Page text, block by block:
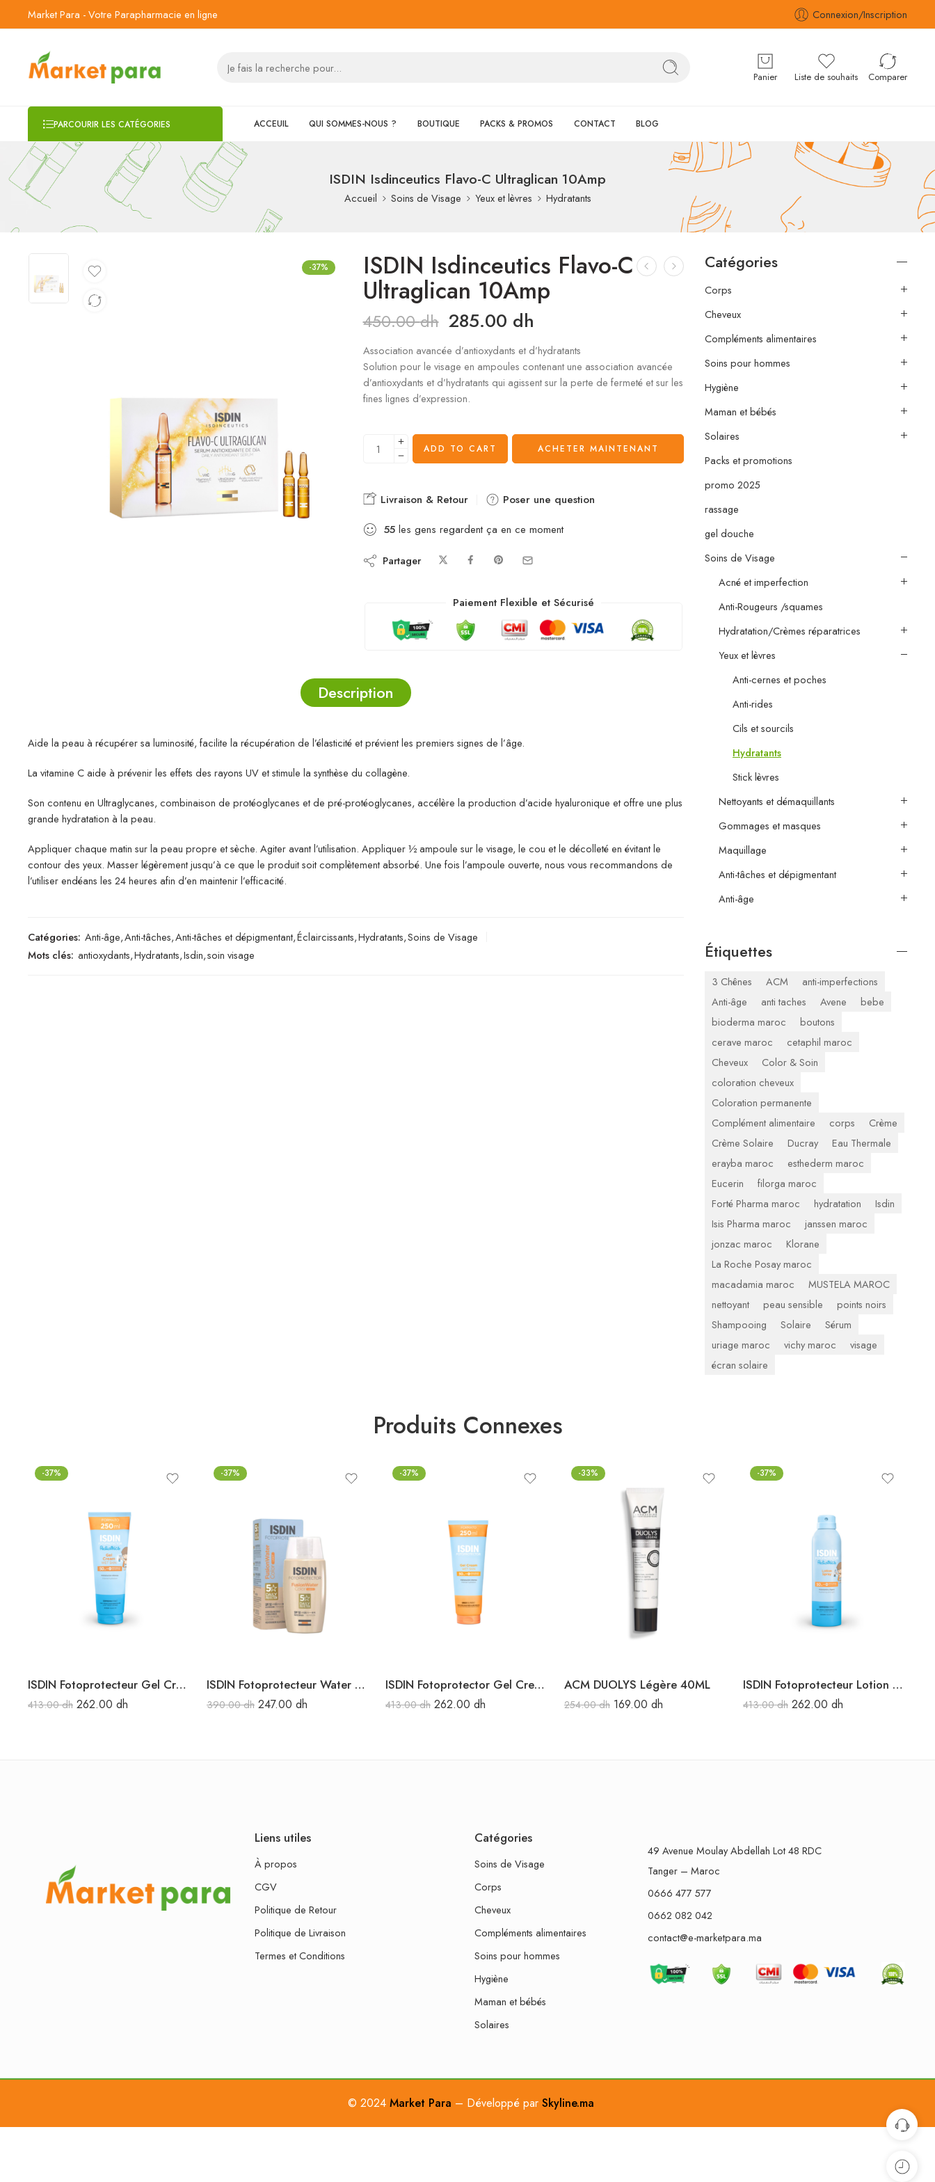
Market Para - Votre Parapharmacie en ligne Connexion/Inscription
Panier Liste de souhaits Comparer
PARCOURIR LES CATÉGORIES ACCEUIL QUI SOMMES-NOUS ? BOUTIQUE PACKS & PROMOS CONTACT BLOG
ISDIN Isdinceutics Flavo-C Ultraglican 10Amp
Accueil Soins de Visage Yeux et lèvres Hydratants
-37% ISDIN Isdinceutics Flavo-C
Ultraglican 10Amp
450.00dh 285.00 dh
Association avancée d’antioxydants et d’hydratants
Solution pour le visage en ampoules contenant une association avancée
d’antioxydants et d’hydratants qui agissent sur la perte de fermeté et sur les
fines lignes d’expression.
ADD TO CART ACHETER MAINTENANT
Livraison & Retour
Poser une question
55les gens regardent ça en ce moment
Partager
Paiement Flexible et Sécurisé
Description
Aide la peau à récupérer sa luminosité, facilite la récupération de l’élasticité et prévient les premiers signes de l’âge.
La vitamine C aide à prévenir les effets des rayons UV et stimule la synthèse du collagène.
Son contenu en Ultraglycanes, combinaison de protéoglycanes et de pré-protéoglycanes, accélère la production d’acide hyaluronique et offre une plus
grande hydratation à la peau.
Appliquer chaque matin sur la peau propre et sèche. Agiter avant l’utilisation. Appliquer ½ ampoule sur le visage, le cou et le décolleté en évitant le
contour des yeux. Masser légèrement jusqu’à ce que le produit soit complètement absorbé. Une fois l’ampoule ouverte, nous vous recommandons de
l’utiliser endéans les 24 heures afin d’en maintenir l’efficacité.
Catégories: Anti-âge,Anti-tâches,Anti-tâches et dépigmentant,Éclaircissants,Hydratants,Soins de Visage
Mots clés: antioxydants,Hydratants,Isdin,soin visage
Catégories
Corps
Cheveux
Compléments alimentaires
Soins pour hommes
Hygiène
Maman et bébés
Solaires
Packs et promotions
promo 2025
rassage
gel douche
Soins de Visage
Acné et imperfection
Anti-Rougeurs /squames
Hydratation/Crèmes réparatrices
Yeux et lèvres
Anti-cernes et poches
Anti-rides
Cils et sourcils
Hydratants
Stick lèvres
Nettoyants et démaquillants
Gommages et masques
Maquillage
Anti-tâches et dépigmentant
Anti-âge
Étiquettes
3 Chênes ACM
anti-imperfections
Anti-âge
anti taches Avene
bebe
bioderma maroc
boutons
cerave maroc
cetaphil maroc
Cheveux
Color & Soin
coloration cheveux
Coloration permanente
Complément alimentaire
corps
Crème
Crème Solaire
Ducray
Eau Thermale
erayba maroc
esthederm maroc
Eucerin
filorga maroc
Forté Pharma maroc
hydratation
Isdin
Isis Pharma maroc
janssen maroc
jonzac maroc
Klorane
La Roche Posay maroc
macadamia maroc
MUSTELA MAROC
nettoyant
peau sensible
points noirs
Shampooing
Solaire
Sérum
uriage maroc
vichy maroc
visage
écran solaire
Produits Connexes
-37%
ISDIN Fotoprotecteur Gel Crème Pédiatrique SPF 50 250ML
413.00dh 262.00 dh
-37%
ISDIN Fotoprotecteur Water Color Light SPF50+ 50ML
390.00dh 247.00 dh
-37%
ISDIN Fotoprotector Gel Creme SPF 50 250ML
413.00dh 262.00 dh
-33%
ACM DUOLYS Légère 40ML
254.00dh 169.00 dh
-37%
ISDIN Fotoprotecteur Lotion Spray Pédiatrique SPF 50 250ML
413.00dh 262.00 dh
Liens utiles
À propos
CGV
Politique de Retour
Politique de Livraison
Termes et Conditions
Catégories
Soins de Visage
Corps
Cheveux
Compléments alimentaires
Soins pour hommes
Hygiène
Maman et bébés
Solaires
49 Avenue Moulay Abdellah Lot 48 RDC
Tanger – Maroc
0666 477 577
0662 082 042
contact@e-marketpara.ma
© 2024 Market Para – Développé par Skyline.ma